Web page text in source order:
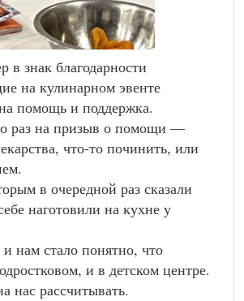
в знак благодарности
на кулинарном эвенте
помощь и поддержка.
раз на призыв о помощи —
что-то починить, или
в очередной раз сказали
наготовили на кухне у
нам стало понятно, что
и в детском центре.
нас рассчитывать.